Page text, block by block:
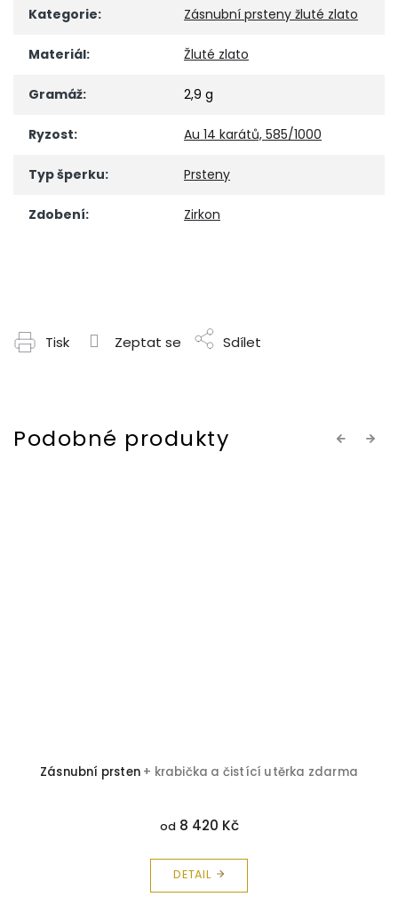
Kategorie: Zásnubní prsteny žluté zlato
Materiál: Žluté zlato
Gramáž: 2,9 g
Ryzost: Au 14 karátů, 585/1000
Typ šperku: Prsteny
Zdobení: Zirkon
Tisk Zeptat se Sdílet
Previous
Zásnubní prsten + krabička a čistící utěrka zdarma
od8 420 Kč
DETAIL
Next